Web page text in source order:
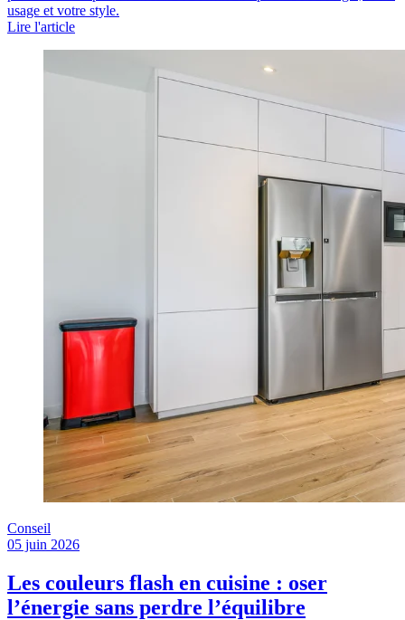
usage et votre style.
Lire l'article
Conseil
05 juin 2026
Les couleurs flash en cuisine : oser
l’énergie sans perdre l’équilibre